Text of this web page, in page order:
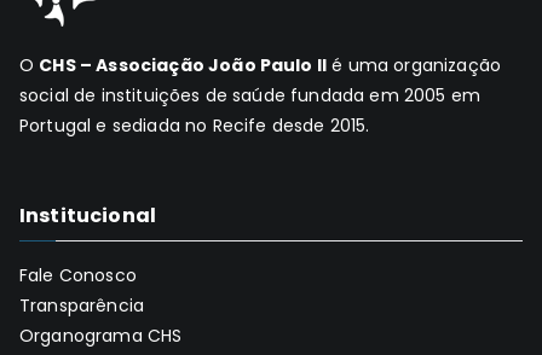
O CHS – Associação João Paulo II é uma organização
social de instituições de saúde fundada em 2005 em
Portugal e sediada no Recife desde 2015.
Institucional
Fale Conosco
Transparência
Organograma CHS